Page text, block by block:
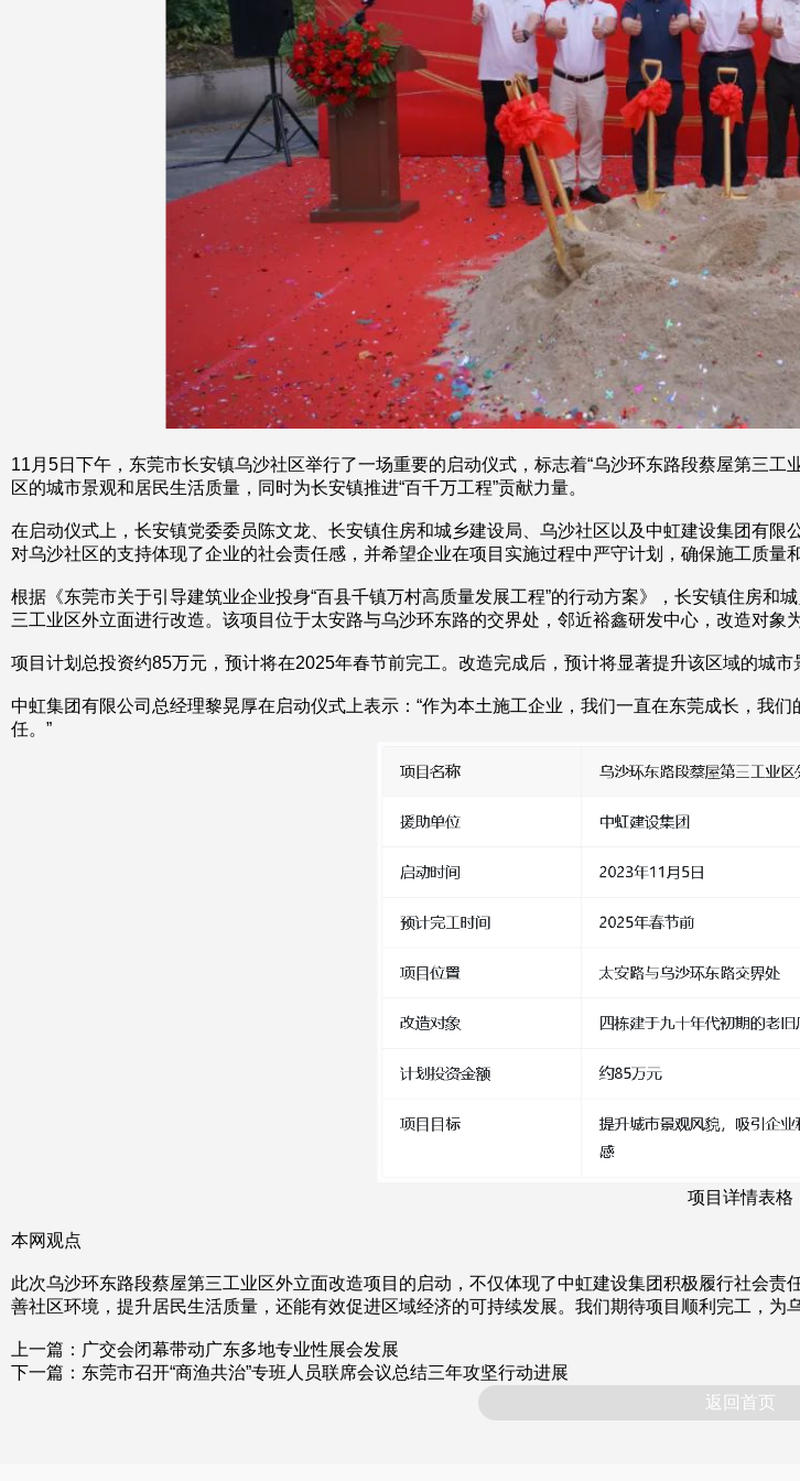
11月5日下午，东莞市长安镇乌沙社区举行了一场重要的启动仪式，标志着“乌沙环东路段蔡屋第三
区的城市景观和居民生活质量，同时为长安镇推进“百千万工程”贡献力量。
在启动仪式上，长安镇党委委员陈文龙、长安镇住房和城乡建设局、乌沙社区以及中虹建设集团有
对乌沙社区的支持体现了企业的社会责任感，并希望企业在项目实施过程中严守计划，确保施工质量
根据《东莞市关于引导建筑业企业投身“百县千镇万村高质量发展工程”的行动方案》，长安镇住房
三工业区外立面进行改造。该项目位于太安路与乌沙环东路的交界处，邻近裕鑫研发中心，改造对象
项目计划总投资约85万元，预计将在2025年春节前完工。改造完成后，预计将显著提升该区域的城
中虹集团有限公司总经理黎晃厚在启动仪式上表示：“作为本土施工企业，我们一直在东莞成长，我
任。”
项目详情表格
本网观点
此次乌沙环东路段蔡屋第三工业区外立面改造项目的启动，不仅体现了中虹建设集团积极履行社会
善社区环境，提升居民生活质量，还能有效促进区域经济的可持续发展。我们期待项目顺利完工，为
上一篇： 广交会闭幕带动广东多地专业性展会发展
下一篇： 东莞市召开“商渔共治”专班人员联席会议总结三年攻坚行动进展
返回首页